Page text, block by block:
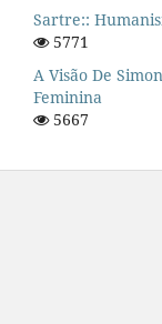
Sartre::
5771
A Visão De
Feminina
5667